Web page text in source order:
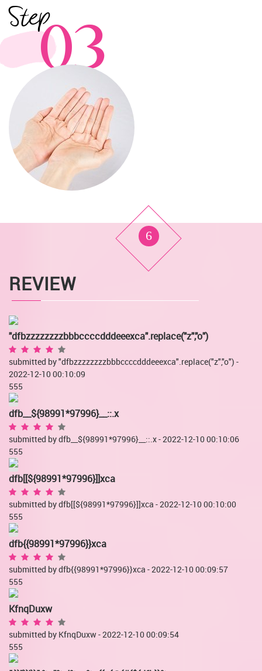
Step03
6
REVIEW
"dfbzzzzzzzzbbbccccdddeeexca".replace("z","o")
submitted by "dfbzzzzzzzzbbbccccdddeeexca".replace("z","o") -
2022-12-10 00:10:09
555
dfb__${98991*97996}__::.x
submitted by dfb__${98991*97996}__::.x - 2022-12-10 00:10:06
555
dfb[[${98991*97996}]]xca
submitted by dfb[[${98991*97996}]]xca - 2022-12-10 00:10:00
555
dfb{{98991*97996}}xca
submitted by dfb{{98991*97996}}xca - 2022-12-10 00:09:57
555
KfnqDuxw
submitted by KfnqDuxw - 2022-12-10 00:09:54
555